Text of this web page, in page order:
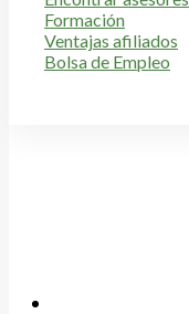
Formación
Ventajas afiliados
Bolsa de Empleo